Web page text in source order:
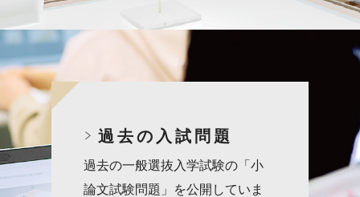
過去の入試問題
過去の一般選抜入学試験の「小
論文試験問題」を公開していま